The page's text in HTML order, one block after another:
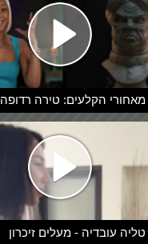
מאחורי הקלעים: טירה רדופה
טליה עובדיה - מעלים זיכרון